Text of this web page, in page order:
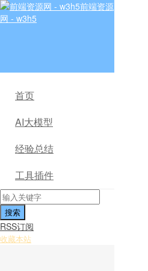
前端资源
网 - w3h5
首页
AI大模型
经验总结
工具插件
RSS订阅
收藏本站